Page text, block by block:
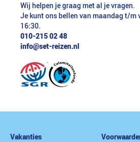
Wij helpen je graag met al je vragen.
Je kunt ons bellen van maandag t/m
16:30.
010-215 02 48
info@set-reizen.nl
Vakanties